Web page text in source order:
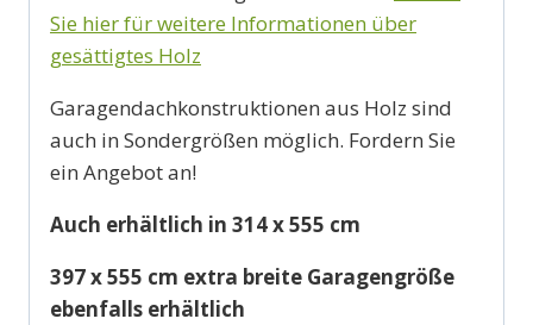
Sie hier für weitere Informationen über
gesättigtes Holz
Garagendachkonstruktionen aus Holz sind
auch in Sondergrößen möglich. Fordern Sie
ein Angebot an!
Auch erhältlich in 314 x 555 cm
397 x 555 cm extra breite Garagengröße
ebenfalls erhältlich